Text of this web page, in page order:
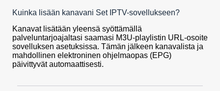
Kuinka lisään kanavani Set IPTV-sovellukseen?
Kanavat lisätään yleensä syöttämällä
palveluntarjoajaltasi saamasi M3U-playlistin URL-osoite
sovelluksen asetuksissa. Tämän jälkeen kanavalista ja
mahdollinen elektroninen ohjelmaopas (EPG)
päivittyvät automaattisesti.